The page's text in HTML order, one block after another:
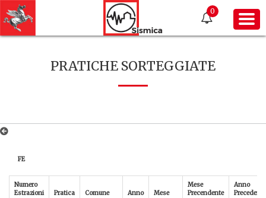
0
PRATICHE SORTEGGIATE
FE
Numero
Estrazioni
Pratica Comune Anno Mese
Mese
Precendente
Anno
Precedente